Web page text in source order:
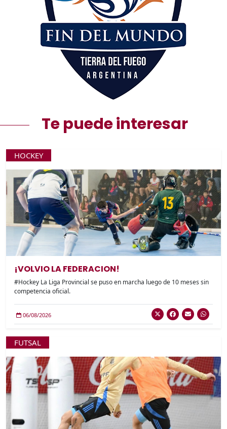
Te puede interesar
HOCKEY
¡VOLVIO LA FEDERACION!
#Hockey La Liga Provincial se puso en marcha luego de 10 meses sin
competencia oficial.
06/08/2026
FUTSAL